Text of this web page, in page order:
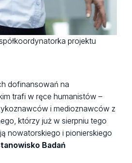
projektu
dofinansowań na
trafi w ręce humanistów –
i medioznawców z
którzy już w sierpniu tego
nowatorskiego i pionierskiego
Badań